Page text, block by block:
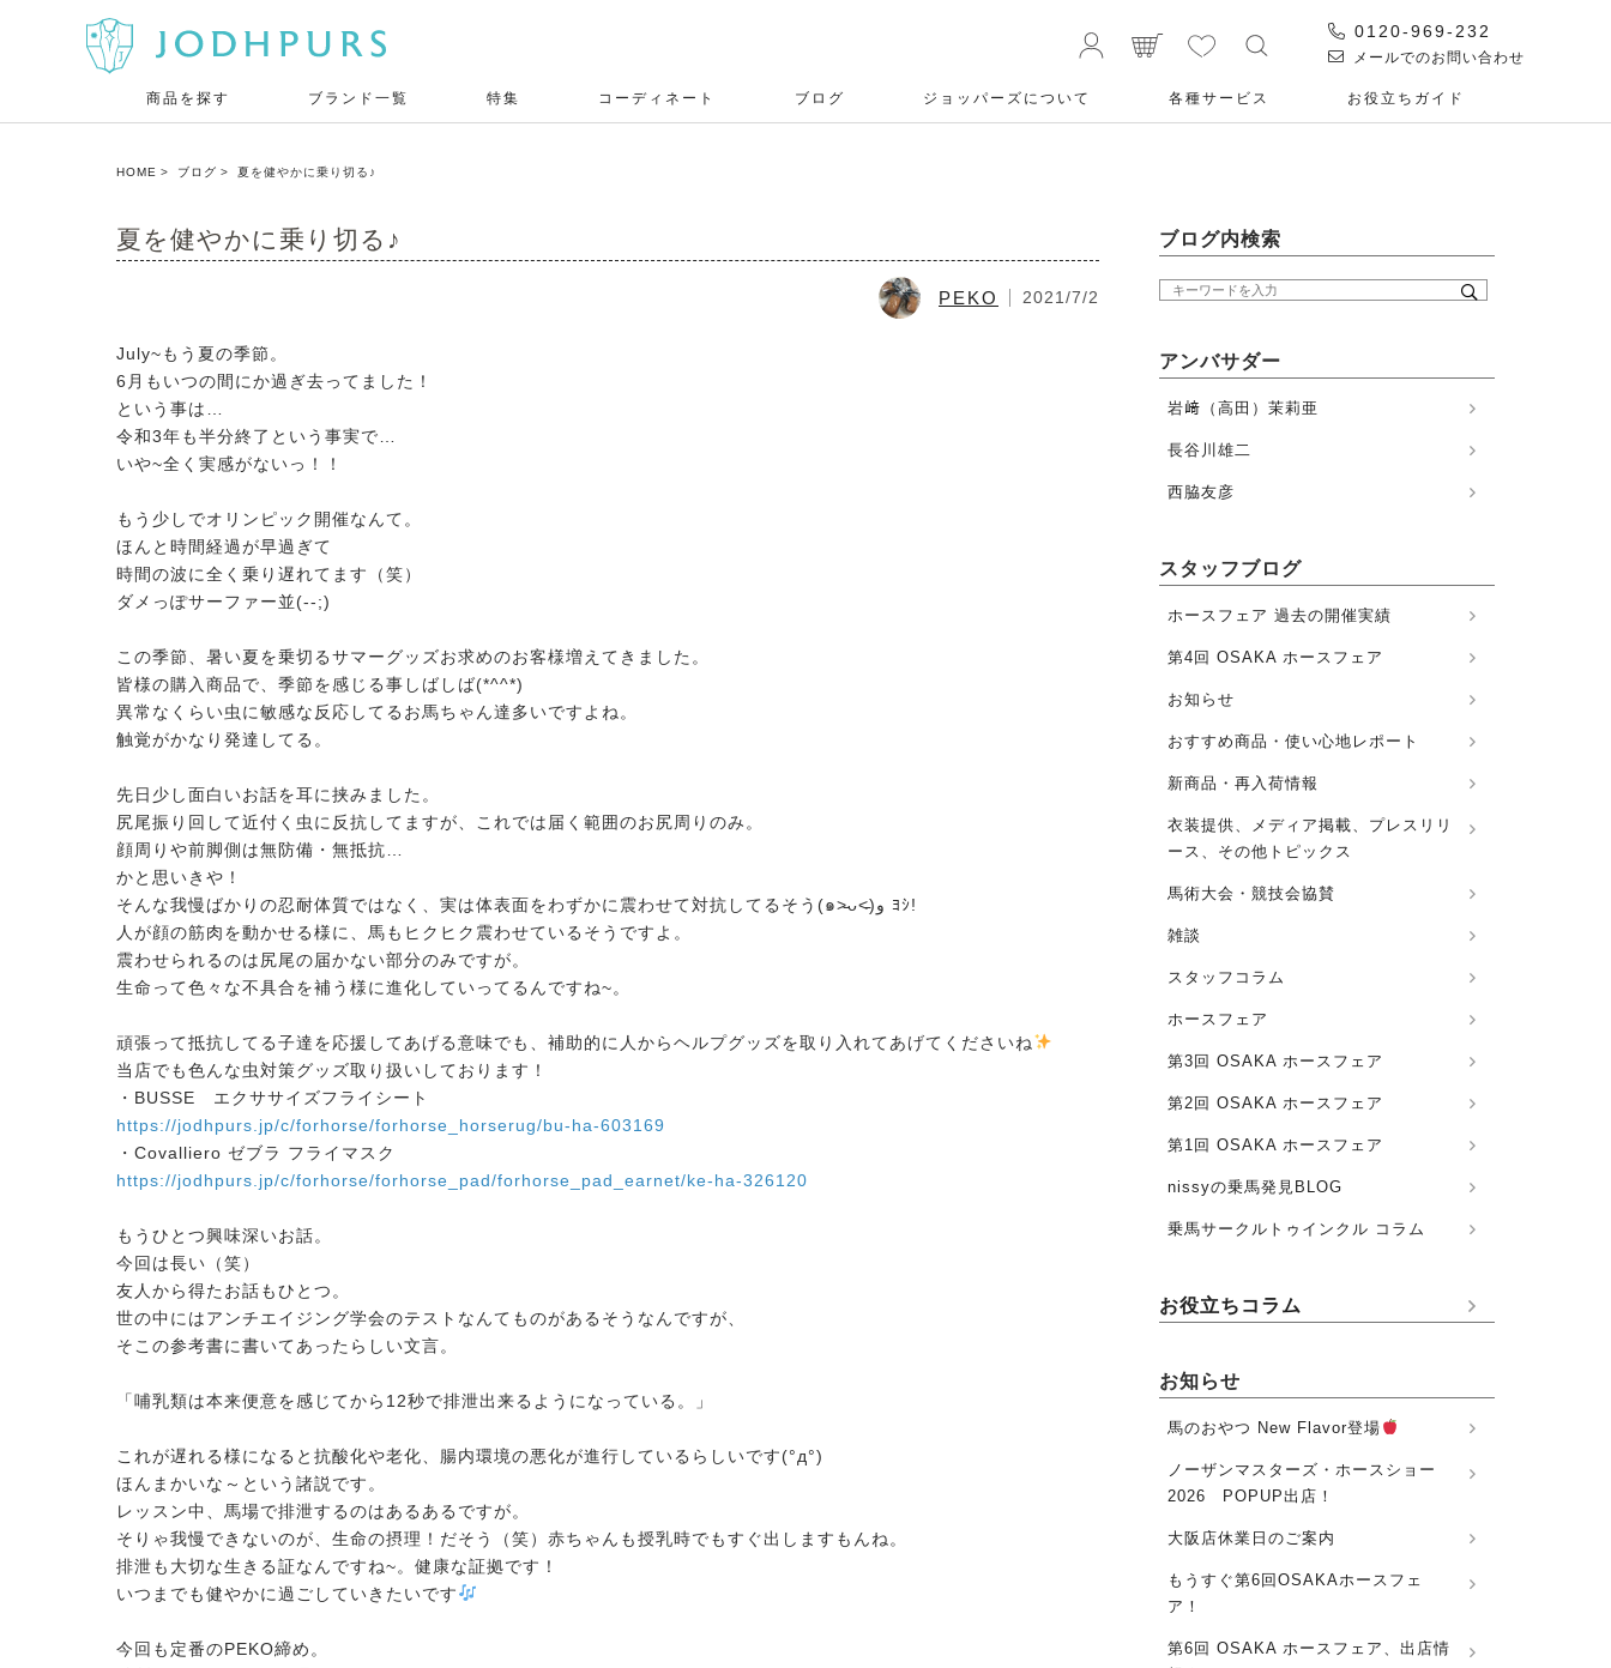
0120-969-232
メールでのお問い合わせ
商品を探す ブランド一覧 特集 コーディネート ブログ ジョッパーズについて 各種サービス お役⽴ちガイド
HOME ブログ 夏を健やかに乗り切る♪
夏を健やかに乗り切る♪
PEKO 2021/7/2
July~もう夏の季節。
6月もいつの間にか過ぎ去ってました！
という事は…
令和3年も半分終了という事実で…
いや~全く実感がないっ！！
もう少しでオリンピック開催なんて。
ほんと時間経過が早過ぎて
時間の波に全く乗り遅れてます（笑）
ダメっぽサーファー並(--;)
この季節、 暑い夏を乗切るサマーグッズお求めのお客様増えてきました。
皆様の購入商品で、季節を感じる事しばしば(*^^*)
異常なくらい虫に敏感な反応してるお馬ちゃん達多いですよね。
触覚がかなり発達してる。
先日少し面白いお話を耳に挟みました。
尻尾振り回して近付く虫に反抗してますが、
これでは届く範囲のお尻周りのみ。
顔周りや前脚側は無防備・無抵抗…
かと思いきや！
そんな我慢ばかりの忍耐体質ではなく、実は体表面をわずかに震わせて対抗してるそう(๑˃̵
ᴗ˂̵)و ﾖｼ!
人が顔の筋肉を動かせる様に、 馬もヒクヒク震わせているそうですよ。
震わせられるのは尻尾の届かない部分のみですが。
生命って色々な不具合を補う様に進化していってるんですね~。
頑張って抵抗してる子達を応援してあげる意味でも、 補助的に人からヘルプグッズを取り入れてあげてくださいね
当店でも色んな虫対策グッズ取り扱いしております！
・BUSSE エクササイズフライシート
https://jodhpurs.jp/c/forhorse/forhorse_horserug/bu-ha-603169
・Covalliero ゼブラ フライマスク
https://jodhpurs.jp/c/forhorse/forhorse_pad/forhorse_pad_earnet/ke-ha-326120
もうひとつ興味深いお話。
今回は長い（笑）
友人から得たお話もひとつ。
世の中にはアンチエイジング学会のテストなんてものがあるそうなんですが、
そこの参考書に書いてあったらしい文言。
「哺乳類は本来便意を感じてから12秒で排泄出来るようになっている。」
これが遅れる様になると抗酸化や老化、 腸内環境の悪化が進行しているらしいです(°д°)
ほんまかいな～という諸説です。
レッスン中、馬場で排泄するのはあるあるですが。
そりゃ我慢できないのが、生命の摂理！だそう（笑）赤ちゃんも授乳時でもすぐ出しますもんね。
排泄も大切な生きる証なんですね~。健康な証拠です！
いつまでも健やかに過ごしていきたいです
今回も定番のPEKO締め。
ブログ内検索
アンバサダー
岩﨑（高田）茉莉亜
長谷川雄二
西脇友彦
スタッフブログ
ホースフェア 過去の開催実績
第4回 OSAKA ホースフェア
お知らせ
おすすめ商品・使い心地レポート
新商品・再入荷情報
衣装提供、メディア掲載、プレスリリ
ース、その他トピックス
馬術大会・競技会協賛
雑談
スタッフコラム
ホースフェア
第3回 OSAKA ホースフェア
第2回 OSAKA ホースフェア
第1回 OSAKA ホースフェア
nissyの乗馬発見BLOG
乗馬サークルトゥインクル コラム
お役立ちコラム
お知らせ
馬のおやつ New Flavor登場
ノーザンマスターズ・ホースショー
2026 POPUP出店！
大阪店休業日のご案内
もうすぐ第6回OSAKAホースフェ
ア！
第6回 OSAKA ホースフェア、出店情